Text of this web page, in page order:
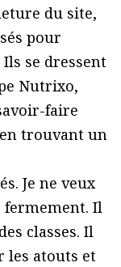
du site,
pour
se dressent
Nutrixo,
faire
trouvant un
Je ne veux
fermement. Il
classes. Il
les atouts et